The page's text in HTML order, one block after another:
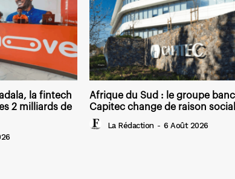
la fintech
2 milliards de
Afrique du Sud : le groupe
Capitec change de raison
La Rédaction - 6 Août 2026